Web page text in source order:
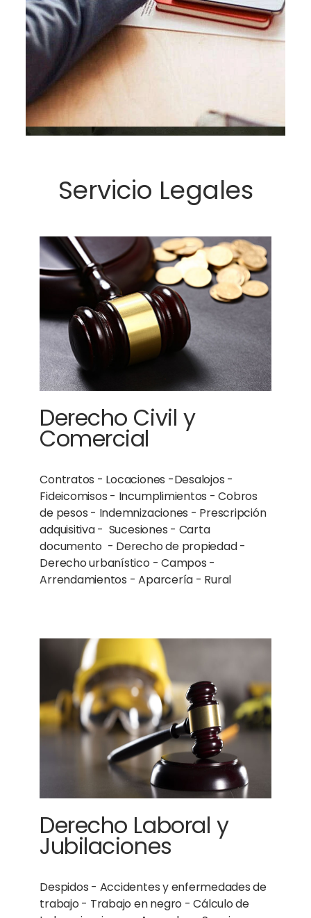
Servicio Legales
Derecho Civil y
Comercial
Contratos - Locaciones -Desalojos -
Fideicomisos - Incumplimientos - Cobros
de pesos - Indemnizaciones - Prescripción
adquisitiva - Sucesiones - Carta
documento - Derecho de propiedad -
Derecho urbanístico - Campos -
Arrendamientos - Aparcería - Rural
Derecho Laboral y
Jubilaciones
Despidos - Accidentes y enfermedades de
trabajo - Trabajo en negro - Cálculo de